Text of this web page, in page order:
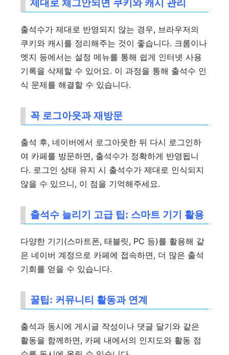
제대로 체그안되면 쿠키와 캐시 관리
출석수가 제대로 반영되지 않는 경우, 브라우저의
쿠키와 캐시를 정리해주는 것이 좋습니다. 크롬이나
엣지 등에서는 설정 메뉴를 통해 쉽게 인터넷 사용
기록을 삭제할 수 있어요. 이 과정을 통해 출석수 인
식 문제를 해결할 수 있습니다.
꼭 로그아웃과 재방문
출석 후, 네이버에서 로그아웃한 뒤 다시 로그인하
여 카페를 방문하면, 출석수가 정확하게 반영됩니
다. 로그인 상태 유지 시 출석수가 제대로 인식되지
않을 수 있으니, 이 점을 기억해주세요.
출석수 늘리기 고급 팁: 스마트 기기 활용
다양한 기기(스마트폰, 태블릿, PC 등)를 활용해 같
은 네이버 계정으로 카페에 접속하면, 더 많은 출석
기회를 얻을 수 있습니다.
꿀팁: 커뮤니티 활동과 연계
출석과 동시에 게시글 작성이나 댓글 달기와 같은
활동을 함께하면, 카페 내에서의 인지도와 활동 점